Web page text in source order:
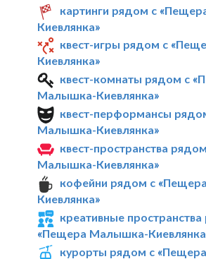
картинги рядом с
Киевлянка»
квест-игры рядом с
Киевлянка»
квест-комнаты рядом с
Малышка-Киевлянка»
квест-перформансы
Малышка-Киевлянка»
квест-пространства
Малышка-Киевлянка»
кофейни рядом с
Киевлянка»
креативные
«Пещера Малышка-
курорты рядом с